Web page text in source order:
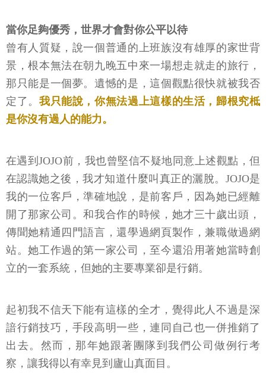
當你足夠優秀，世界才會對你公平以待
曾有人質疑，說一個普通的上班族沒有雄厚的家世背
景，根本無法在朝九晚五中來一場想走就走的旅行，
那只能是一個夢。遺憾的是，這個觀點很快就被我否
定了。 我只能說，你無法過上這樣的生活，歸根究柢
是你沒有過人的能力。
在遇到JOJO前，我也曾堅信不疑地同意上述觀點，但
在認識她之後，我才知道什麼叫真正的灑脫。JOJO是
我的一位客戶，準確地說，是前客戶，因為她已經離
開了那家公司。和我合作的時候，她才三十歲出頭，
傳聞她精通四門語言，還學過網頁製作，兼職做過網
站。她工作過的第一家公司，至今還沿用著她當時創
立的一套系統，但她的主要專業卻是行銷。
起初我不信天下能有這樣的全才，覺得此人不過是深
諳行銷技巧，手段高明一些，連同自己也一併推銷了
出去。然而，那年她跟著團隊到我們公司做例行考
察，讓我得以有幸見到廬山真面目。